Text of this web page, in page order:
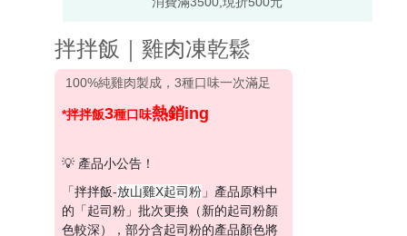
拌拌飯｜雞肉凍乾鬆
100%純雞肉製成，3種口味一次滿足
*拌拌飯3種口味熱銷ing
💡 產品小公告！
「拌拌飯-放山雞X起司粉 」產品原料中
的「起司粉」批次更換（新的起司粉顏
色較深），部分含起司粉的產品顏色將